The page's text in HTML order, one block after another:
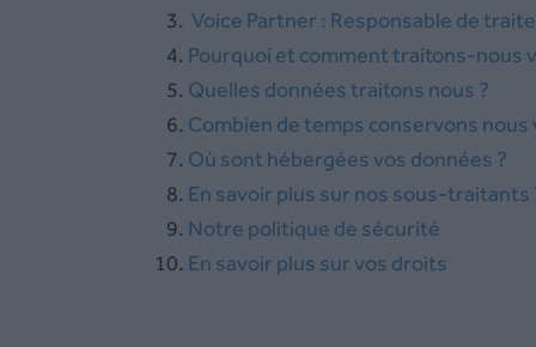
Voice Partner : Responsable de
Pourquoi et comment traitons-nous
Quelles données traitons nous ?
Combien de temps conservons nous
Où sont hébergées vos données ?
En savoir plus sur nos sous-traitants
Notre politique de sécurité
En savoir plus sur vos droits